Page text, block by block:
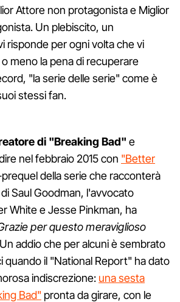
Attore non protagonista e Miglior
Un plebiscito, un
risponde per ogni volta che vi
meno la pena di recuperare
"la serie delle serie" come è
stessi fan.
di "Breaking Bad" e
nel febbraio 2015 con "Better
della serie che racconterà
Saul Goodman, l'avvocato
White e Jesse Pinkman, ha
per questo meraviglioso
Un addio che per alcuni è sembrato
quando il "National Report" ha dato
indiscrezione: una sesta
Bad" pronta da girare, con le